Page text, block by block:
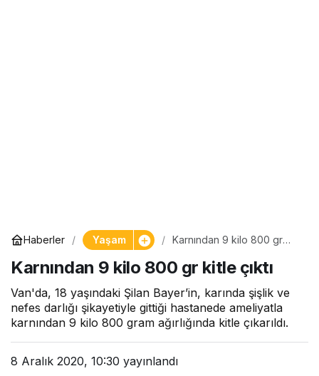
Haberler Yaşam
Karnından 9 kilo 800 gr
Karnından 9 kilo 800 gr kitle çıktı
Van'da, 18 yaşındaki Şilan Bayer’in, karında şişlik ve
nefes darlığı şikayetiyle gittiği hastanede ameliyatla
karnından 9 kilo 800 gram ağırlığında kitle çıkarıldı.
8 Aralık 2020, 10:30 yayınlandı